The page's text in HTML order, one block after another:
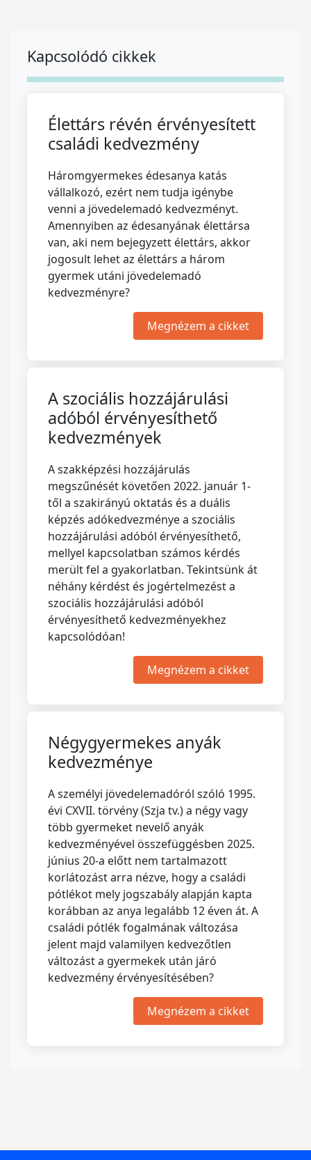
Kapcsolódó cikkek
Élettárs révén érvényesített
családi kedvezmény
Háromgyermekes édesanya katás
vállalkozó, ezért nem tudja igénybe
venni a jövedelemadó kedvezményt.
Amennyiben az édesanyának élettársa
van, aki nem bejegyzett élettárs, akkor
jogosult lehet az élettárs a három
gyermek utáni jövedelemadó
kedvezményre?
Megnézem a cikket
A szociális hozzájárulási
adóból érvényesíthető
kedvezmények
A szakképzési hozzájárulás
megszűnését követően 2022. január 1-
től a szakirányú oktatás és a duális
képzés adókedvezménye a szociális
hozzájárulási adóból érvényesíthető,
mellyel kapcsolatban számos kérdés
merült fel a gyakorlatban. Tekintsünk át
néhány kérdést és jogértelmezést a
szociális hozzájárulási adóból
érvényesíthető kedvezményekhez
kapcsolódóan!
Megnézem a cikket
Négygyermekes anyák
kedvezménye
A személyi jövedelemadóról szóló 1995.
évi CXVII. törvény (Szja tv.) a négy vagy
több gyermeket nevelő anyák
kedvezményével összefüggésben 2025.
június 20-a előtt nem tartalmazott
korlátozást arra nézve, hogy a családi
pótlékot mely jogszabály alapján kapta
korábban az anya legalább 12 éven át. A
családi pótlék fogalmának változása
jelent majd valamilyen kedvezőtlen
változást a gyermekek után járó
kedvezmény érvényesítésében?
Megnézem a cikket